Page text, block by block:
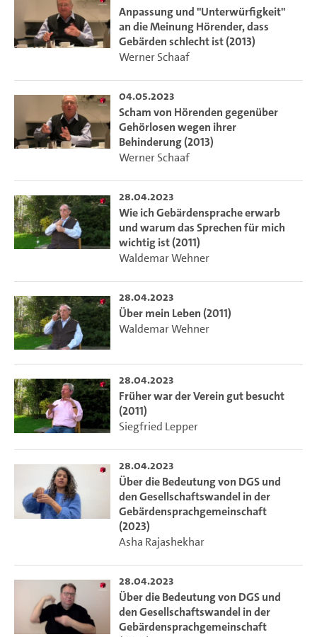
Anpassung und "Unterwürfigkeit"
an die Meinung Hörender, dass
Gebärden schlecht ist (2013)
Werner Schaaf
04.05.2023
Scham von Hörenden gegenüber
Gehörlosen wegen ihrer
Behinderung (2013)
Werner Schaaf
28.04.2023
Wie ich Gebärdensprache erwarb
und warum das Sprechen für mich
wichtig ist (2011)
Waldemar Wehner
28.04.2023
Über mein Leben (2011)
Waldemar Wehner
28.04.2023
Früher war der Verein gut besucht
(2011)
Siegfried Lepper
28.04.2023
Über die Bedeutung von DGS und
den Gesellschaftswandel in der
Gebärdensprachgemeinschaft
(2023)
Asha Rajashekhar
28.04.2023
Über die Bedeutung von DGS und
den Gesellschaftswandel in der
Gebärdensprachgemeinschaft